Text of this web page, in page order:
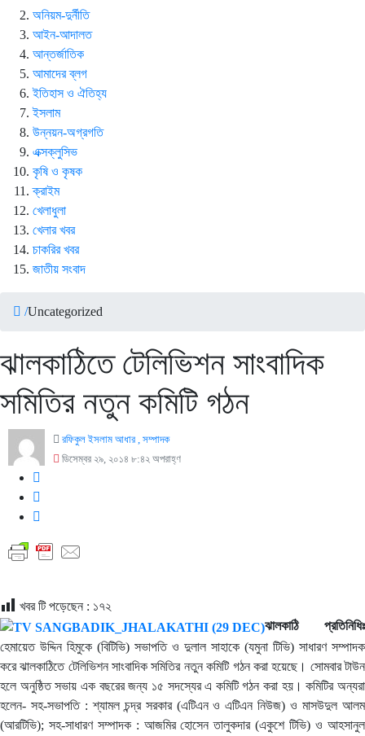
অনিয়ম-দুর্নীতি
আইন-আদালত
আন্তর্জাতিক
আমাদের ব্লগ
ইতিহাস ও ঐতিহ্য
ইসলাম
উন্নয়ন-অগ্রগতি
এক্সক্লুসিভ
কৃষি ও কৃষক
ক্রাইম
খেলাধুলা
খেলার খবর
চাকরির খবর
জাতীয় সংবাদ
/Uncategorized
ঝালকাঠিতে টেলিভিশন সাংবাদিক
সমিতির নতুন কমিটি গঠন
রফিকুল ইসলাম আধার , সম্পাদক
ডিসেম্বর ২৯, ২০১৪ ৮:৪২ অপরাহ্ণ
খবর টি পড়েছেন : ১৭২
ঝালকাঠি প্রতিনিধিঃ
হেমায়েত উদ্দিন হিমুকে (বিটিভি) সভাপতি ও দুলাল সাহাকে (যমুনা টিভি) সাধারণ সম্পাদক
করে ঝালকাঠিতে টেলিভিশন সাংবাদিক সমিতির নতুন কমিটি গঠন করা হয়েছে। সোমবার টাউন
হলে অনুষ্ঠিত সভায় এক বছরের জন্য ১৫ সদস্যের এ কমিটি গঠন করা হয়। কমিটির অন্যরা
হলেন- সহ-সভাপতি : শ্যামল চন্দ্র সরকার (এটিএন ও এটিএন নিউজ) ও মাসউদুল আলম
(আরটিভি); সহ-সাধারণ সম্পাদক : আজমির হোসেন তালুকদার (একুশে টিভি) ও আহসানুল